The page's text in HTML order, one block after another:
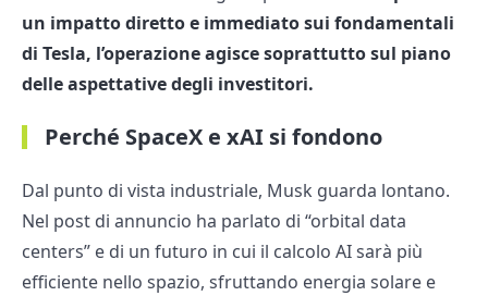
un impatto diretto e immediato sui fondamentali
di Tesla, l’operazione agisce soprattutto sul piano
delle aspettative degli investitori.
Perché SpaceX e xAI si fondono
Dal punto di vista industriale, Musk guarda lontano.
Nel post di annuncio ha parlato di “orbital data
centers” e di un futuro in cui il calcolo AI sarà più
efficiente nello spazio, sfruttando energia solare e